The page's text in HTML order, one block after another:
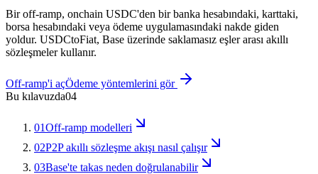
Bir off-ramp, onchain USDC'den bir banka hesabındaki, karttaki,
borsa hesabındaki veya ödeme uygulamasındaki nakde giden
yoldur. USDCtoFiat, Base üzerinde saklamasız eşler arası akıllı
sözleşmeler kullanır.
Off-ramp'i açÖdeme yöntemlerini gör
Bu kılavuzda04
01Off-ramp modelleri
02P2P akıllı sözleşme akışı nasıl çalışır
03Base'te takas neden doğrulanabilir